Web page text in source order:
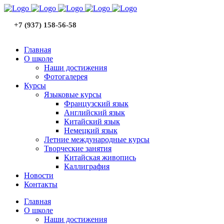
+7 (937) 158-56-58
Главная
О школе
Наши достижения
Фотогалерея
Курсы
Языковые курсы
Французский язык
Английский язык
Китайский язык
Немецкий язык
Летние международные курсы
Творческие занятия
Китайская живопись
Каллиграфия
Новости
Контакты
Главная
О школе
Наши достижения